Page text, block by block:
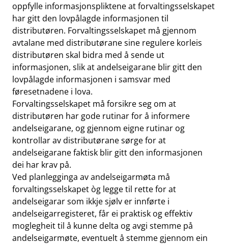
oppfylle informasjonspliktene at forvaltingsselskapet
har gitt den lovpålagde informasjonen til
distributøren. Forvaltingsselskapet må gjennom
avtalane med distributørane sine regulere korleis
distributøren skal bidra med å sende ut
informasjonen, slik at andelseigarane blir gitt den
lovpålagde informasjonen i samsvar med
føresetnadene i lova.
Forvaltingsselskapet må forsikre seg om at
distributøren har gode rutinar for å informere
andelseigarane, og gjennom eigne rutinar og
kontrollar av distributørane sørge for at
andelseigarane faktisk blir gitt den informasjonen
dei har krav på.
Ved planlegginga av andelseigarmøta må
forvaltingsselskapet òg legge til rette for at
andelseigarar som ikkje sjølv er innførte i
andelseigarregisteret, får ei praktisk og effektiv
moglegheit til å kunne delta og avgi stemme på
andelseigarmøte, eventuelt å stemme gjennom ein